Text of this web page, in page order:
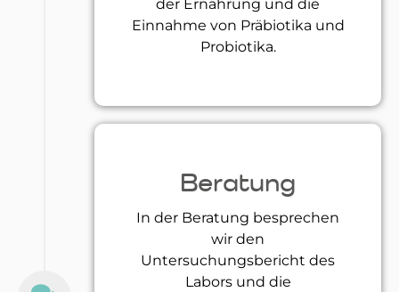
der Ernährung und die
Einnahme von Präbiotika und
Probiotika.
Beratung
In der Beratung besprechen
wir den
Untersuchungsbericht des
Labors und die